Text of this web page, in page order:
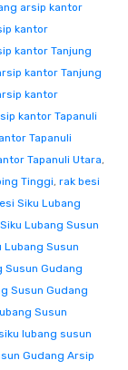
arsip kantor
kantor
kantor Tanjung
kantor Tanjung
kantor
kantor Tapanuli
Tapanuli
Tapanuli Utara,
Tinggi, rak besi
Siku Lubang
Lubang Susun
Lubang Susun
Susun Gudang
Susun Gudang
Susun
lubang susun
Gudang Arsip